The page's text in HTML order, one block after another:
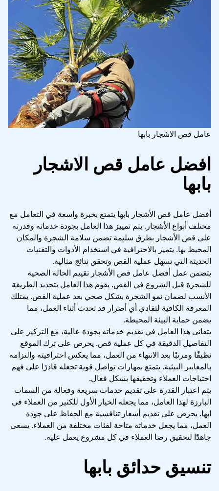
عامل قص الاشجار بابها
افضل عامل قص الاشجار
بابها
أفضل عامل قص الأشجار بابها يتمتع بخبرة واسعة في التعامل مع
مختلف أنواع الأشجار. يتم تمييز هذا العامل بجودة خدماته وقدرته
على قص الأشجار بطرق سليمة تضمن سلامة الشجرة والمكان
المحيط بها. يتميز بالاحترافية في استخدام الأدوات والتقنيات
الحديثة التي تسهل عملية القص وتحقق نتائج مثالية.
يتضمن عمل أفضل عامل قص الأشجار تقييم الحالة الصحية
للشجرة قبل الشروع في القص. يقوم هذا العامل بتحديد الطريقة
الأنسب لضمان نمو الشجرة بشكل صحي بعد عملية القص. يمتلك
المعرفة الكافية لتفادي أي أضرار قد تحدث أثناء العمل، مما
يضمن حماية البيئة المحيطة.
يتفانى هذا العامل في تقديم خدماته بجودة عالية، مع التركيز على
التفاصيل الدقيقة في كل عملية قص. يحرص على ترك الموقع
نظيفًا ومرتبًا بعد الانتهاء من العمل، مما يعكس احترافيته والتزامه
بالمعايير البيئية. يتمتع بمهارات تواصل قوية تجعله قادرًا على فهم
احتياجات العملاء وتحقيقها بشكل فعال.
يتم اعتبار القدرة على تقديم خدمات سريعة وفعالة من السمات
البارزة لهذا العامل، مما يجعله الخيار الأول للكثير من العملاء في
ابها. يحرص على تقديم أسعار تنافسية مع الحفاظ على جودة
العمل، مما يجعل خدماته متاحة لفئات مختلفة من العملاء. يسعى
جاهدًا لتحقيق رضا العملاء في كل مشروع يعمل عليه.
تنسيق حدائق بابها